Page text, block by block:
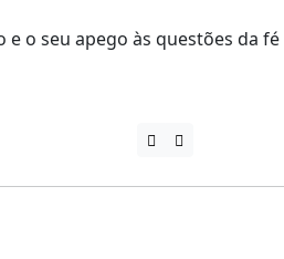
o seu apego às questões da